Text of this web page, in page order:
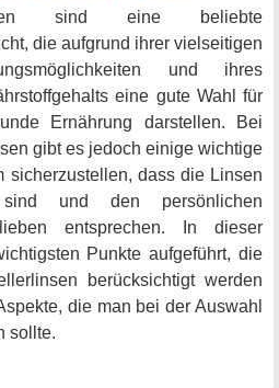
sind eine beliebte
die aufgrund ihrer vielseitigen
und ihres
eine gute Wahl für
Ernährung darstellen. Bei
gibt es jedoch einige wichtige
sicherzustellen, dass die Linsen
und den persönlichen
entsprechen. In dieser
Punkte aufgeführt, die
berücksichtigt werden
die man bei der Auswahl
sollte.